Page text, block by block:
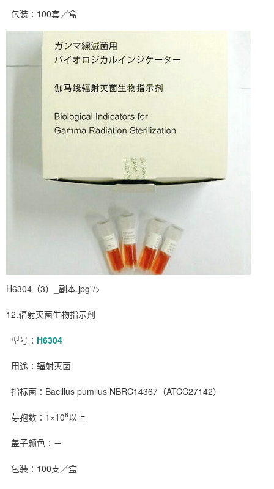
包装∶100套／盒
H6304（3）_副本.jpg"/>
12.辐射灭菌生物指示剂
型号∶ H6304
用途∶辐射灭菌
指标菌∶Bacillus pumilus NBRC14367（ATCC27142）
芽孢数∶1×106以上
盖子颜色∶－
包装∶100支／盒